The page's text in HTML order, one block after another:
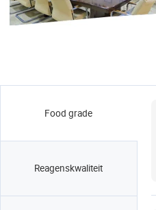
Food grade
Reagenskwaliteit